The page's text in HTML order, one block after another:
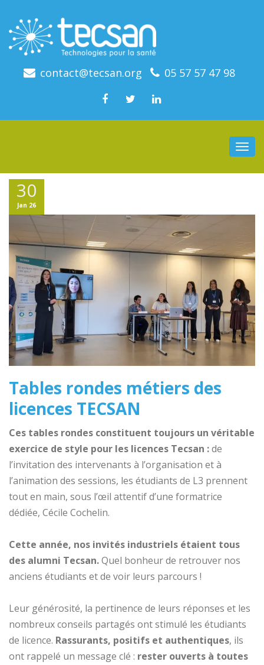
contact@tecsan.org 05 57 57 47 98
30
Jan 26
Tables rondes métiers des
licences TECSAN
Ces tables rondes constituent toujours un véritable
exercice de style pour les licences Tecsan :de
l’invitation des intervenants à l’organisation et à
l’animation des sessions, les étudiants de L3 prennent
tout en main, sous l’œil attentif d’une formatrice
dédiée, Cécile Cochelin.
Cette année, nos invités industriels étaient tous
des alumni Tecsan.Quel bonheur de retrouver nos
anciens étudiants et de voir leurs parcours !
Leur générosité, la pertinence de leurs réponses et les
nombreux conseils partagés ont stimulé les étudiants
de licence. Rassurants, positifs et authentiques, ils
ont rappelé un message clé : rester ouverts à toutes